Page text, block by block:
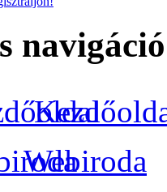
navigáció
Webiroda